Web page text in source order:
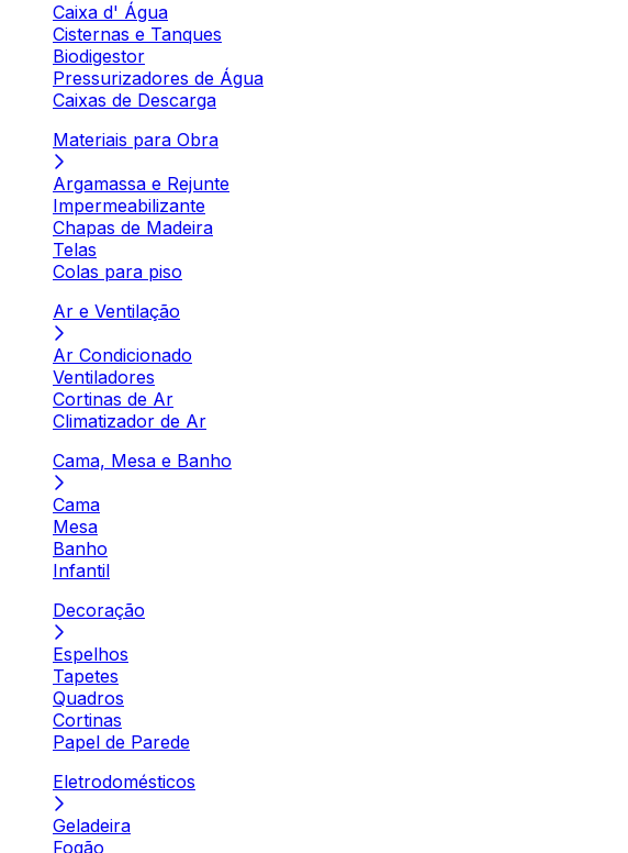
Caixa d' Água
Cisternas e Tanques
Biodigestor
Pressurizadores de Água
Caixas de Descarga
Materiais para Obra
Argamassa e Rejunte
Impermeabilizante
Chapas de Madeira
Telas
Colas para piso
Ar e Ventilação
Ar Condicionado
Ventiladores
Cortinas de Ar
Climatizador de Ar
Cama, Mesa e Banho
Cama
Mesa
Banho
Infantil
Decoração
Espelhos
Tapetes
Quadros
Cortinas
Papel de Parede
Eletrodomésticos
Geladeira
Fogão